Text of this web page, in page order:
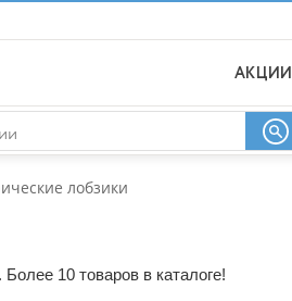
АКЦИИ
лобзики
10 товаров в каталоге!